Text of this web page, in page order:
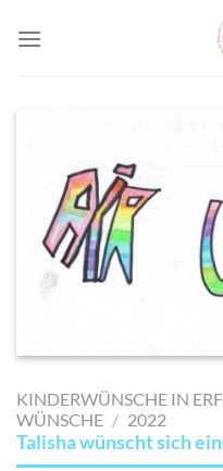
KINDERWÜNSCHE IN
WÜNSCHE / 2022
Talisha wünscht sich